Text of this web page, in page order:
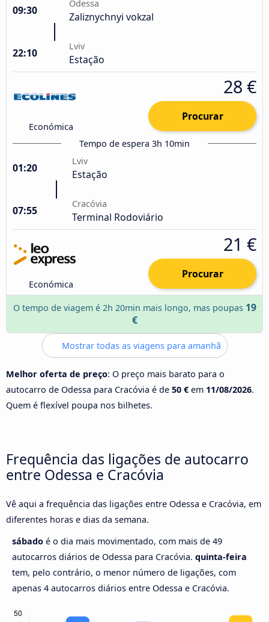
09:30
Odessa
Zaliznychnyi vokzal
22:10
Lviv
Estação
Económica
28 €
Procurar
Tempo de espera 3h 10min
01:20
Lviv
Estação
07:55
Cracóvia
Terminal Rodoviário
Económica
21 €
Procurar
O tempo de viagem é 2h 20min mais longo, mas poupas 19
€
Mostrar todas as viagens para amanhã
Melhor oferta de preço: O preço mais barato para o
autocarro de Odessa para Cracóvia é de 50 € em 11/08/2026.
Quem é flexível poupa nos bilhetes.
Frequência das ligações de autocarro
entre Odessa e Cracóvia
Vê aqui a frequência das ligações entre Odessa e Cracóvia, em
diferentes horas e dias da semana.
sábado é o dia mais movimentado, com mais de 49
autocarros diários de Odessa para Cracóvia. quinta-feira
tem, pelo contrário, o menor número de ligações, com
apenas 4 autocarros diários entre Odessa e Cracóvia.